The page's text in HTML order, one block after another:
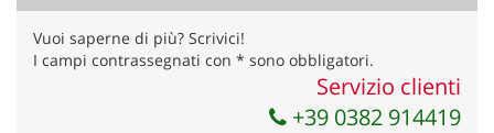
Invia la tua richiesta
Vuoi saperne di più? Scrivici!
I campi contrassegnati con * sono obbligatori.
Servizio clienti
+39 0382 914419